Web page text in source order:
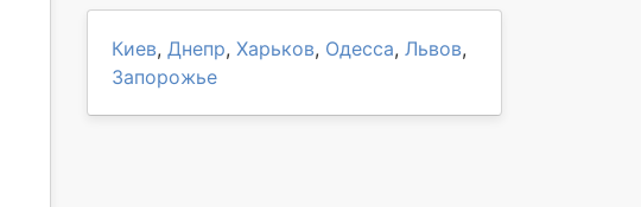
Киев, Днепр, Харьков, Одесса, Львов,
Запорожье